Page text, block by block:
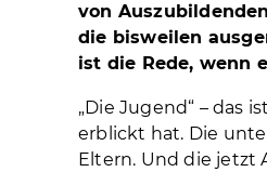
von
die bisweilen
ist die Rede, wenn
„Die Jugend“ – das
erblickt hat. Die
Eltern. Und die jetzt